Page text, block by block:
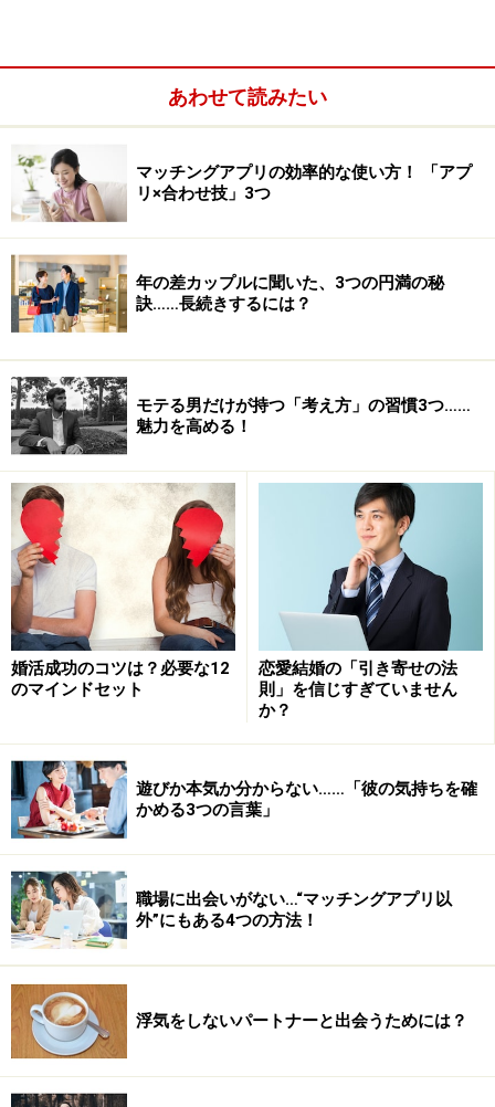
そうして自分の気持ちを外に出すことで、はじめて客観
的に自分の心理状態を知ることができます。これまで感
情の渦に巻き込まれ、不安の理由が分からないまま、悩
んでいたと思います。その不安を客観的に捉えること
で、以前より簡単に対処できるようになります。
「それは本当か？」と自分に問いかける
紙に書き出して悩みのタネを客観的に見られるようにな
ったら、次は「それは本当か？」と考えてみましょう。
それを3回繰り返してください。
何度も「本当か？」と確認するごとに、「これは真実で
はない！」と確信が持てるようになるかもしれません。
確信は持てなくとも、「本当ではないかも……」というよ
うに不安が減ると思います。
例えば、不安を持つ理由として「自分は性的な魅力が少
ない」という点を挙げたとすると、それに対して「本当
か？」と問いかけます。
すると、「いや、でも、こないだスタイルが良いって言
われたな」とか「それでも彼は私と付き合ってくれてい
るわけだし……」というように、不安を持つ理由を打ち消
す考えが思い浮かぶでしょう。
もしこうした打ち消す考えが出てこなくても、安心して
ください。まず自分の外に出すことが重要なので、この
あわせて読みたい
マッチングアプリの効率的な使い方！ 「アプ
リ×合わせ技」3つ
年の差カップルに聞いた、3つの円満の秘
訣……長続きするには？
モテる男だけが持つ「考え方」の習慣3つ……
魅力を高める！
婚活成功のコツは？必要な12
のマインドセット
恋愛結婚の「引き寄せの法
則」を信じすぎていません
か？
遊びか本気か分からない……「彼の気持ちを確
かめる3つの言葉」
職場に出会いがない…“マッチングアプリ以
外”にもある4つの方法！
浮気をしないパートナーと出会うためには？